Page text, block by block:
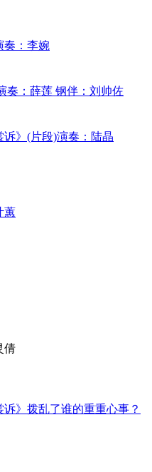
奏：李婉
奏：薛莲 钢伴：刘帅佐
》(片段)演奏：陆晶
蕙
倩
》拨乱了谁的重重心事？